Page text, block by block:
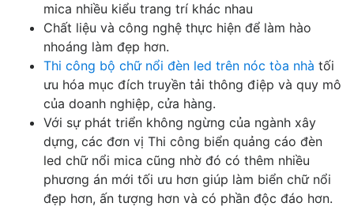
mica nhiều kiểu trang trí khác nhau
Chất liệu và công nghệ thực hiện để làm hào
nhoáng làm đẹp hơn.
Thi công bộ chữ nổi đèn led trên nóc tòa nhà tối
ưu hóa mục đích truyền tải thông điệp và quy mô
của doanh nghiệp, cửa hàng.
Với sự phát triển không ngừng của ngành xây
dựng, các đơn vị Thi công biển quảng cáo đèn
led chữ nổi mica cũng nhờ đó có thêm nhiều
phương án mới tối ưu hơn giúp làm biển chữ nổi
đẹp hơn, ấn tượng hơn và có phần độc đáo hơn.